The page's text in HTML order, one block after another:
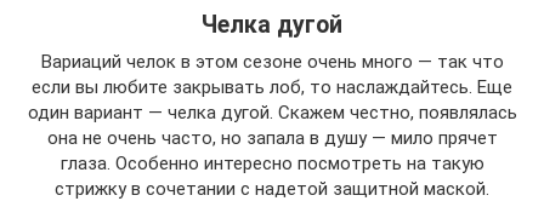
Челка дугой
Вариаций челок в этом сезоне очень много — так что
если вы любите закрывать лоб, то наслаждайтесь. Еще
один вариант — челка дугой. Скажем честно, появлялась
она не очень часто, но запала в душу — мило прячет
глаза. Особенно интересно посмотреть на такую
стрижку в сочетании с надетой защитной маской.